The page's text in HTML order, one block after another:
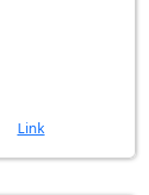
Link